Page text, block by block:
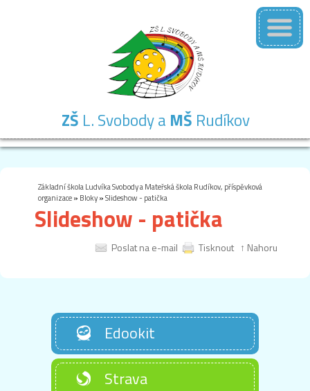
ZŠ L. Svobody a MŠ Rudíkov
Základní škola Ludvíka Svobody a Mateřská škola Rudíkov, příspěvková
organizace» Bloky»Slideshow - patička
Slideshow - patička
Poslat na e-mail Tisknout ↑ Nahoru
Edookit
Strava